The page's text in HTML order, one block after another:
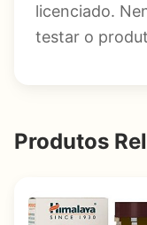
licenciado.
testar o
Produtos